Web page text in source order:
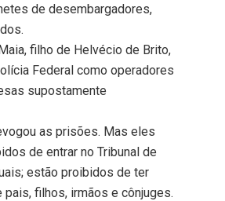
de desembargadores,
filho de Helvécio de Brito,
Federal como operadores
supostamente
as prisões. Mas eles
de entrar no Tribunal de
estão proibidos de ter
filhos, irmãos e cônjuges.